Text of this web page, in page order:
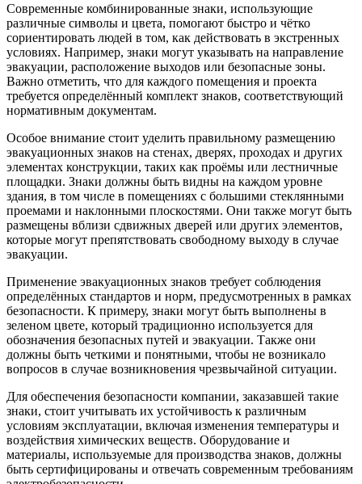
Современные комбинированные знаки, использующие
различные символы и цвета, помогают быстро и чётко
сориентировать людей в том, как действовать в экстренных
условиях. Например, знаки могут указывать на направление
эвакуации, расположение выходов или безопасные зоны.
Важно отметить, что для каждого помещения и проекта
требуется определённый комплект знаков, соответствующий
нормативным документам.
Особое внимание стоит уделить правильному размещению
эвакуационных знаков на стенах, дверях, проходах и других
элементах конструкции, таких как проёмы или лестничные
площадки. Знаки должны быть видны на каждом уровне
здания, в том числе в помещениях с большими стеклянными
проемами и наклонными плоскостями. Они также могут быть
размещены вблизи сдвижных дверей или других элементов,
которые могут препятствовать свободному выходу в случае
эвакуации.
Применение эвакуационных знаков требует соблюдения
определённых стандартов и норм, предусмотренных в рамках
безопасности. К примеру, знаки могут быть выполнены в
зеленом цвете, который традиционно используется для
обозначения безопасных путей и эвакуации. Также они
должны быть четкими и понятными, чтобы не возникало
вопросов в случае возникновения чрезвычайной ситуации.
Для обеспечения безопасности компании, заказавшей такие
знаки, стоит учитывать их устойчивость к различным
условиям эксплуатации, включая изменения температуры и
воздействия химических веществ. Оборудование и
материалы, используемые для производства знаков, должны
быть сертифицированы и отвечать современным требованиям